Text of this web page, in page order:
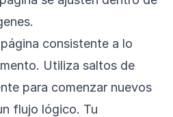
consistente a lo
Utiliza saltos de
para comenzar nuevos
flujo lógico. Tu